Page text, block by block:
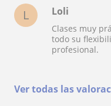
L Loli
Clases muy
todo su
profesional.
Ver todas las